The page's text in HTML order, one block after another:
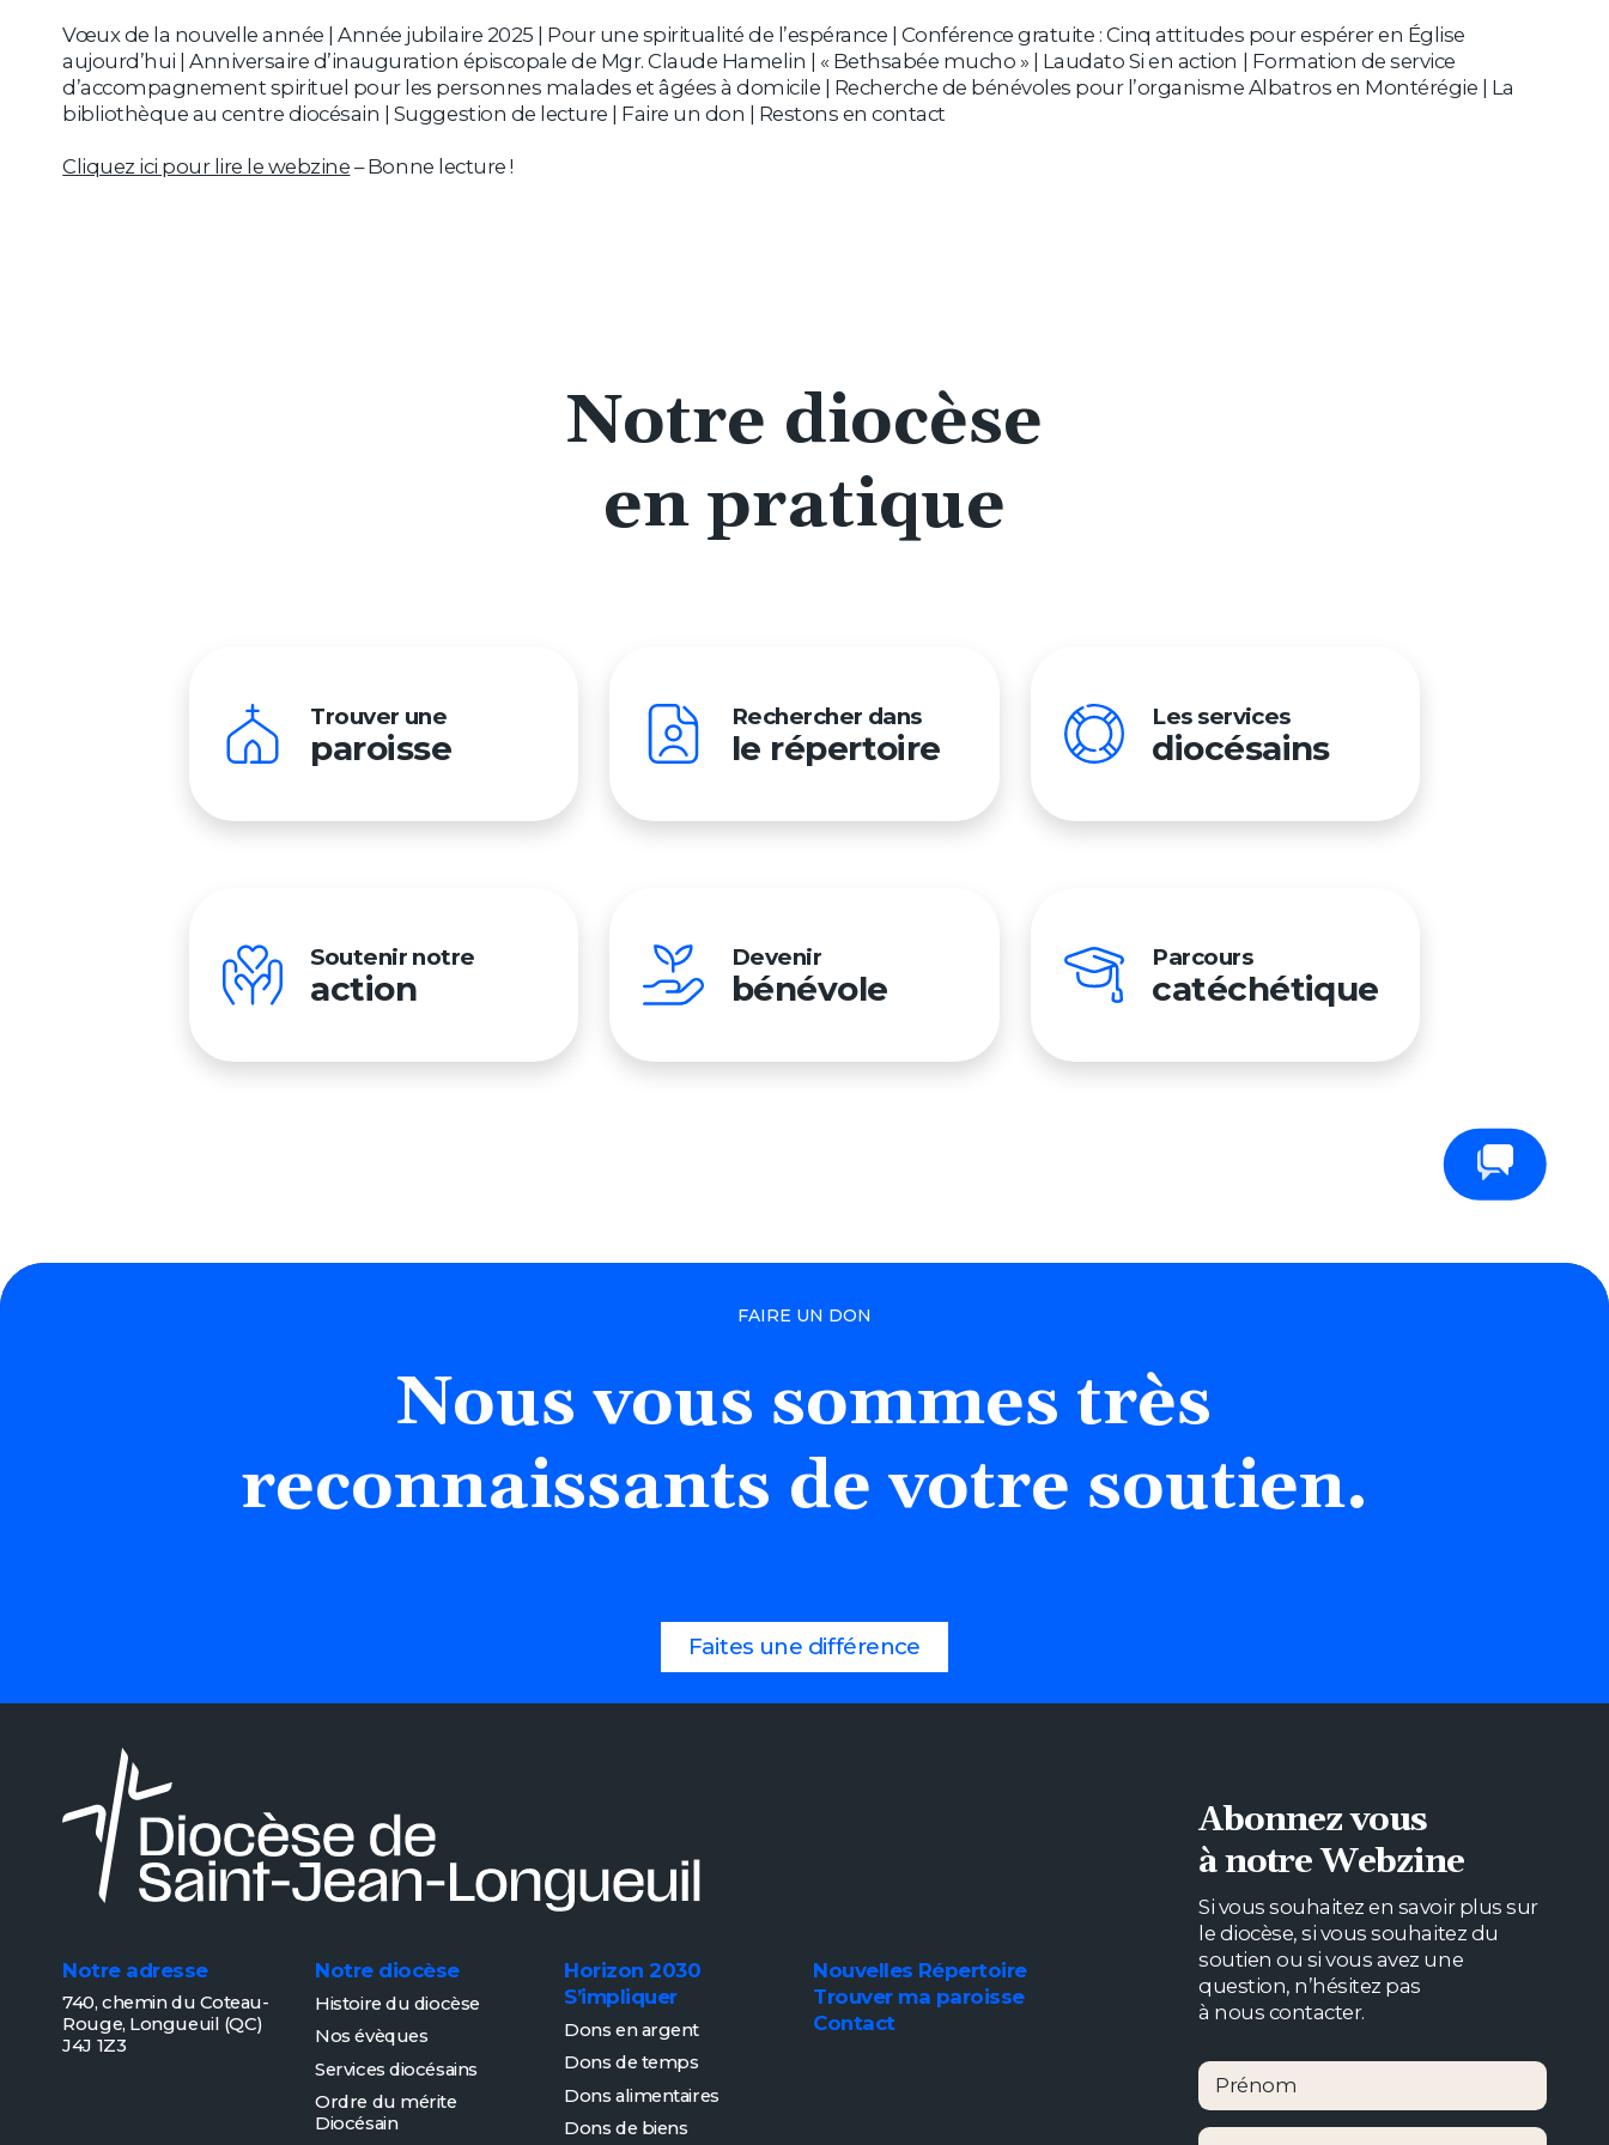
Vœux de la nouvelle année | Année jubilaire 2025 | Pour une spiritualité de l’espérance | Conférence gratuite : Cinq attitudes pour espérer en Église
aujourd’hui | Anniversaire d’inauguration épiscopale de Mgr. Claude Hamelin | « Bethsabée mucho » | Laudato Si en action | Formation de service
d’accompagnement spirituel pour les personnes malades et âgées à domicile | Recherche de bénévoles pour l’organisme Albatros en Montérégie | La
bibliothèque au centre diocésain | Suggestion de lecture | Faire un don | Restons en contact
Cliquez ici pour lire le webzine – Bonne lecture !
Notre diocèse
en pratique
Trouver une
paroisse
Rechercher dans
le répertoire
Les services
diocésains
Soutenir notre
action
Devenir
bénévole
Parcours
catéchétique
FAIRE UN DON
Nous vous sommes très
reconnaissants de votre soutien.
Faites une différence
Notre adresse
740, chemin du Coteau-
Rouge, Longueuil (QC)
J4J 1Z3
Notre diocèse
Histoire du diocèse
Nos évèques
Services diocésains
Ordre du mérite
Diocésain
Horizon 2030
S’impliquer
Dons en argent
Dons de temps
Dons alimentaires
Dons de biens
Nouvelles Répertoire
Trouver ma paroisse
Contact
Abonnez vous
à notre Webzine
Si vous souhaitez en savoir plus sur
le diocèse, si vous souhaitez du
soutien ou si vous avez une
question, n’hésitez pas
à nous contacter.
Prénom